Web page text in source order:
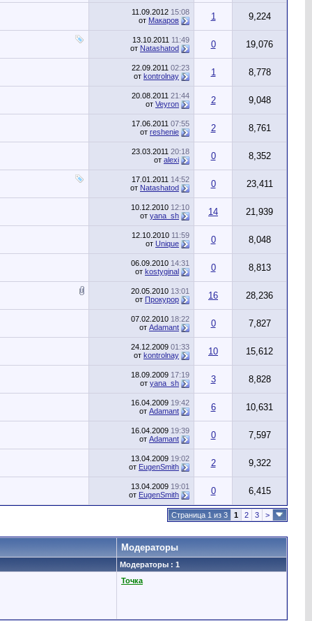
11.09.2012 15:08
от Макаров 1 9,224
13.10.2011 11:49
от Natashatod 0 19,076
22.09.2011 02:23
от kontrolnay 1 8,778
20.08.2011 21:44
от Veyron 2 9,048
17.06.2011 07:55
от reshenie 2 8,761
23.03.2011 20:18
от alexi 0 8,352
17.01.2011 14:52
от Natashatod 0 23,411
10.12.2010 12:10
от yana_sh 14 21,939
12.10.2010 11:59
от Unique 0 8,048
06.09.2010 14:31
от kostyginal 0 8,813
20.05.2010 13:01
от Прокурор 16 28,236
07.02.2010 18:22
от Adamant 0 7,827
24.12.2009 01:33
от kontrolnay 10 15,612
18.09.2009 17:19
от yana_sh 3 8,828
16.04.2009 19:42
от Adamant 6 10,631
16.04.2009 19:39
от Adamant 0 7,597
13.04.2009 19:02
от EugenSmith 2 9,322
13.04.2009 19:01
от EugenSmith 0 6,415
Страница 1 из 3 1 2 3 >
Модераторы
Модераторы : 1
Точка